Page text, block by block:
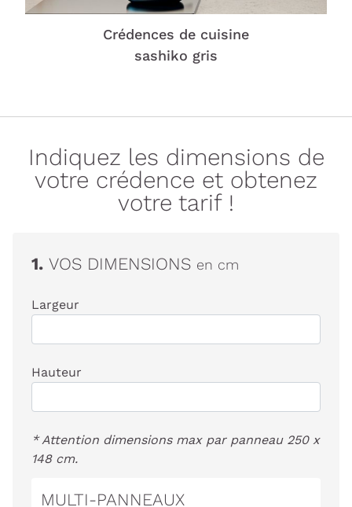
Crédences de cuisine
sashiko gris
Indiquez les dimensions de
votre crédence et obtenez
votre tarif !
1. VOS DIMENSIONS en cm
Largeur
Hauteur
* Attention dimensions max par panneau 250 x
148 cm.
MULTI-PANNEAUX